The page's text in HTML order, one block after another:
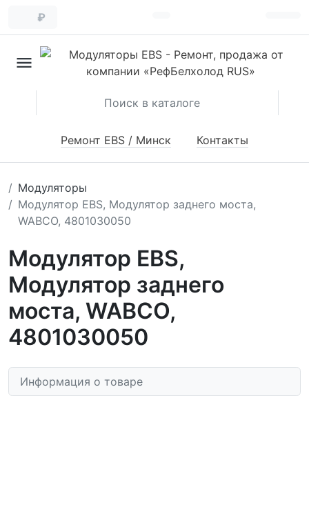
₽
Ремонт EBS / Минск Контакты
Модуляторы
Модулятор EBS, Модулятор заднего моста,
WABCO, 4801030050
Модулятор EBS,
Модулятор заднего
моста, WABCO,
4801030050
Информация о товаре